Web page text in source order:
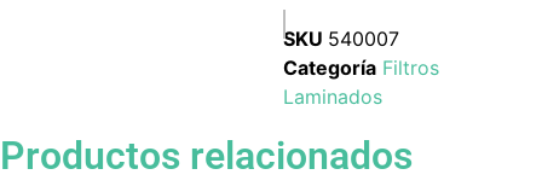
SKU 540007
Categoría Filtros
Laminados
Productos relacionados